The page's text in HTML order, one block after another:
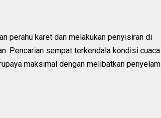
perahu karet dan melakukan penyisiran di
Pencarian sempat terkendala kondisi cuaca
maksimal dengan melibatkan penyelam